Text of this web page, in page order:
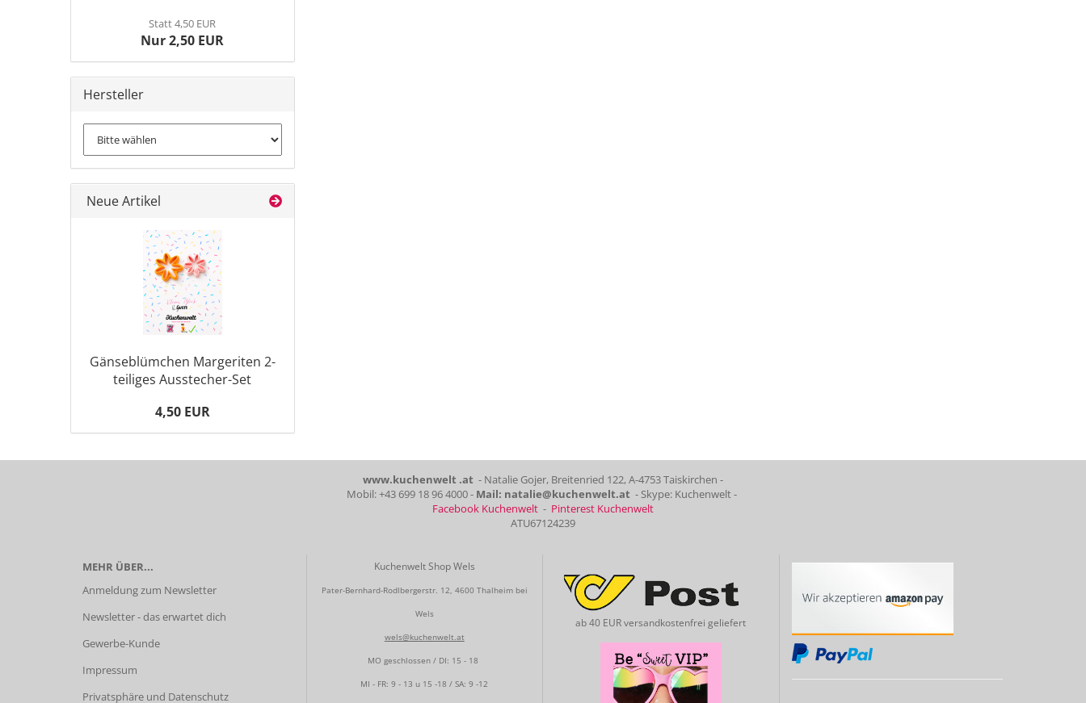
Statt 4,50 EUR
Nur 2,50 EUR
Hersteller
Neue Artikel
Gänseblümchen Margeriten 2-
teiliges Ausstecher-Set
4,50 EUR
www.kuchenwelt .at - Natalie Gojer, Breitenried 122, A-4753 Taiskirchen -
Mobil: +43 699 18 96 4000 - Mail: natalie@kuchenwelt.at - Skype: Kuchenwelt -
Facebook Kuchenwelt - Pinterest Kuchenwelt
ATU67124239
MEHR ÜBER...
Anmeldung zum Newsletter
Newsletter - das erwartet dich
Gewerbe-Kunde
Impressum
Privatsphäre und Datenschutz
Kuchenwelt Shop Wels
Pater-Bernhard-Rodlbergerstr. 12, 4600 Thalheim bei
Wels
wels@kuchenwelt.at
MO geschlossen / DI: 15 - 18
MI - FR: 9 - 13 u 15 -18 / SA: 9 -12
ab 40 EUR versandkostenfrei geliefert